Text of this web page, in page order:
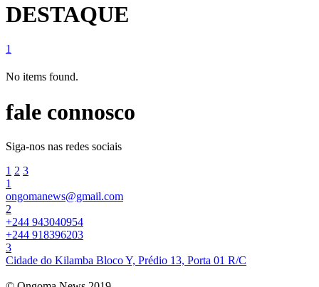
DESTAQUE
1
No items found.
fale connosco
Siga-nos nas redes sociais
1 2 3
1
ongomanews@gmail.com
2
+244 943040954
+244 918396203
3
Cidade do Kilamba Bloco Y, Prédio 13, Porta 01 R/C